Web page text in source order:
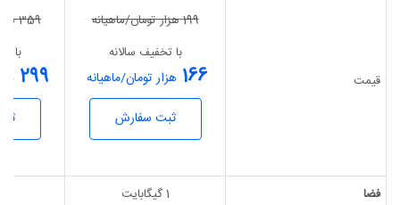
قیمت
199هزار تومان/ماهیانه
با تخفیف سالانه
166 هزار تومان/ماهیانه
ثبت سفارش
359
با
299
فضا 1 گیگابایت